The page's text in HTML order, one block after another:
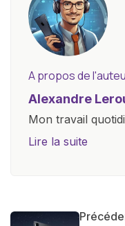
A propos de
Alexandre
Mon travail
nouveaux
informations
Lire la suite